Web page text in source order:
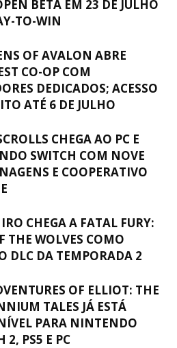
BETA EM 23 DE JULHO
TO-WIN
OF AVALON ABRE
CO-OP COM
DEDICADOS; ACESSO
ATÉ 6 DE JULHO
CHEGA AO PC E
SWITCH COM NOVE
E COOPERATIVO
CHEGA A FATAL FURY:
THE WOLVES COMO
DLC DA TEMPORADA 2
OF ELLIOT: THE
TALES JÁ ESTÁ
PARA NINTENDO
2, PS5 E PC